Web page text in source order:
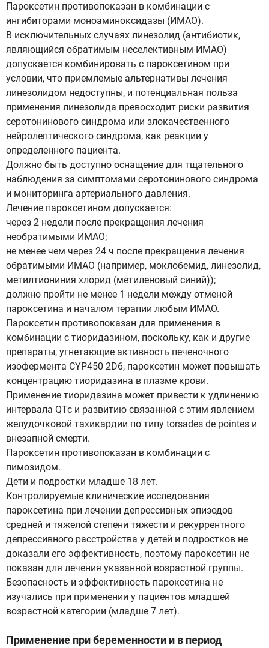
Пароксетин противопоказан в комбинации с
ингибиторами моноаминоксидазы (ИМАО).
В исключительных случаях линезолид (антибиотик,
являющийся обратимым неселективным ИМАО)
допускается комбинировать с пароксетином при
условии, что приемлемые альтернативы лечения
линезолидом недоступны, и потенциальная польза
применения линезолида превосходит риски развития
серотонинового синдрома или злокачественного
нейролептического синдрома, как реакции у
определенного пациента.
Должно быть доступно оснащение для тщательного
наблюдения за симптомами серотонинового синдрома
и мониторинга артериального давления.
Лечение пароксетином допускается:
через 2 недели после прекращения лечения
необратимыми ИМАО;
не менее чем через 24 ч после прекращения лечения
обратимыми ИМАО (например, моклобемид, линезолид,
метилтиониния хлорид (метиленовый синий));
должно пройти не менее 1 недели между отменой
пароксетина и началом терапии любым ИМАО.
Пароксетин противопоказан для применения в
комбинации с тиоридазином, поскольку, как и другие
препараты, угнетающие активность печеночного
изофермента CYP450 2D6, пароксетин может повышать
концентрацию тиоридазина в плазме крови.
Применение тиоридазина может привести к удлинению
интервала QTc и развитию связанной с этим явлением
желудочковой тахикардии по типу torsades de pointes и
внезапной смерти.
Пароксетин противопоказан в комбинации с
пимозидом.
Дети и подростки младше 18 лет.
Контролируемые клинические исследования
пароксетина при лечении депрессивных эпизодов
средней и тяжелой степени тяжести и рекуррентного
депрессивного расстройства у детей и подростков не
доказали его эффективность, поэтому пароксетин не
показан для лечения указанной возрастной группы.
Безопасность и эффективность пароксетина не
изучались при применении у пациентов младшей
возрастной категории (младше 7 лет).
Применение при беременности и в период